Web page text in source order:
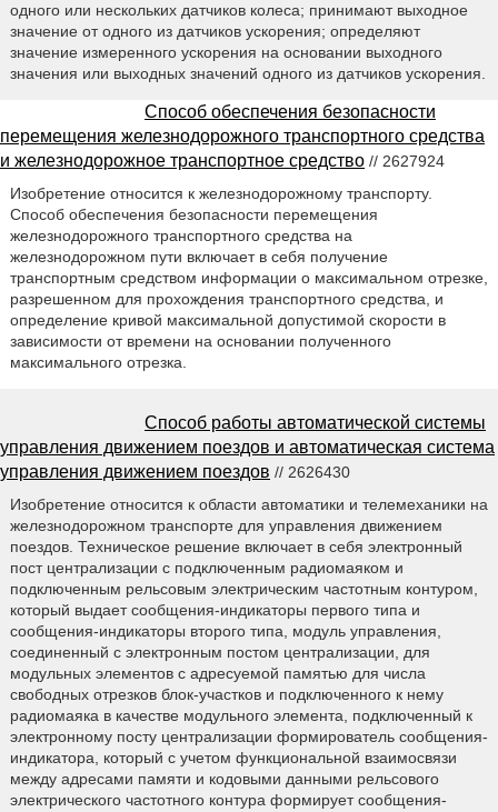
одного или нескольких датчиков колеса; принимают выходное
значение от одного из датчиков ускорения; определяют
значение измеренного ускорения на основании выходного
значения или выходных значений одного из датчиков ускорения.
Способ обеспечения безопасности
перемещения железнодорожного транспортного средства
и железнодорожное транспортное средство // 2627924
Изобретение относится к железнодорожному транспорту.
Способ обеспечения безопасности перемещения
железнодорожного транспортного средства на
железнодорожном пути включает в себя получение
транспортным средством информации о максимальном отрезке,
разрешенном для прохождения транспортного средства, и
определение кривой максимальной допустимой скорости в
зависимости от времени на основании полученного
максимального отрезка.
Способ работы автоматической системы
управления движением поездов и автоматическая система
управления движением поездов // 2626430
Изобретение относится к области автоматики и телемеханики на
железнодорожном транспорте для управления движением
поездов. Техническое решение включает в себя электронный
пост централизации с подключенным радиомаяком и
подключенным рельсовым электрическим частотным контуром,
который выдает сообщения-индикаторы первого типа и
сообщения-индикаторы второго типа, модуль управления,
соединенный с электронным постом централизации, для
модульных элементов с адресуемой памятью для числа
свободных отрезков блок-участков и подключенного к нему
радиомаяка в качестве модульного элемента, подключенный к
электронному посту централизации формирователь сообщения-
индикатора, который с учетом функциональной взаимосвязи
между адресами памяти и кодовыми данными рельсового
электрического частотного контура формирует сообщения-